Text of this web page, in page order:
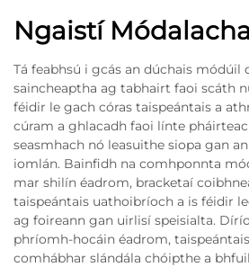
Ngaistí
Tá feabhsú i gcás an dúchais módúil
saincheaptha ag tabhairt faoi scáth
féidir le gach córas taispeántais a
cúram a ghlacadh faoi línte
seasmhach nó leasuithe siopa gan
iomlán. Bainfidh na comhponnta
mar shilín éadrom, bracketaí
taispeántais uathoibríoch a is féidir
ag foireann gan uirlisí speisialta.
phríomh-hocáin éadrom,
comhábhar slándála chóipthe a